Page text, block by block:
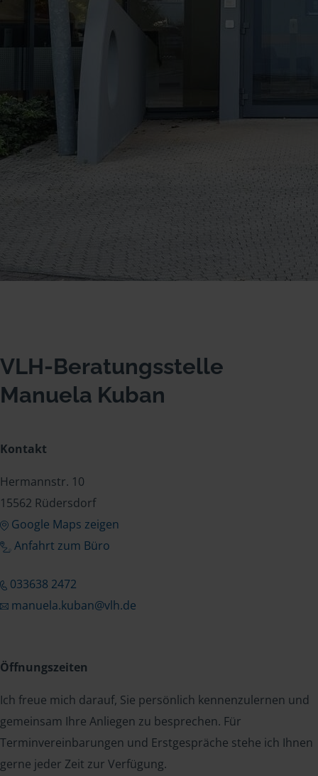
VLH-Beratungsstelle
Manuela Kuban
Kontakt
Hermannstr. 10
15562 Rüdersdorf
Google Maps zeigen
Anfahrt zum Büro
033638 2472
manuela.kuban@vlh.de
Öffnungszeiten
Ich freue mich darauf, Sie persönlich kennenzulernen und
gemeinsam Ihre Anliegen zu besprechen. Für
Terminvereinbarungen und Erstgespräche stehe ich Ihnen
gerne jeder Zeit zur Verfügung.